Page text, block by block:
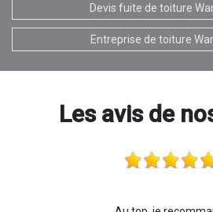
Devis fuite de toiture
Entreprise de toiture
Les avis de